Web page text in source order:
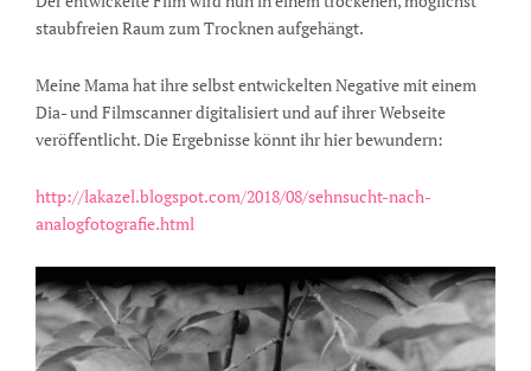
staubfreien Raum zum Trocknen aufgehängt.
Meine Mama hat ihre selbst entwickelten Negative mit einem
Dia- und Filmscanner digitalisiert und auf ihrer Webseite
veröffentlicht. Die Ergebnisse könnt ihr hier bewundern:
http://lakazel.blogspot.com/2018/08/sehnsucht-nach-
analogfotografie.html